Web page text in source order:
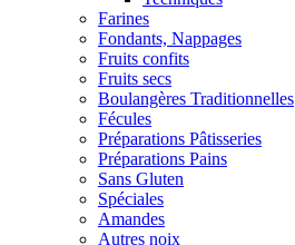
Farines
Fondants, Nappages
Fruits confits
Fruits secs
Boulangères Traditionnelles
Fécules
Préparations Pâtisseries
Préparations Pains
Sans Gluten
Spéciales
Amandes
Autres noix